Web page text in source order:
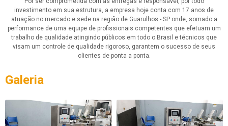
investimento em sua estrutura, a empresa hoje conta com 17 anos de
atuação no mercado e sede na região de Guarulhos - SP onde, somado a
performance de uma equipe de profissionais competentes que efetuam um
trabalho de qualidade atingindo públicos em todo o Brasil e técnicos que
visam um controle de qualidade rigoroso, garantem o sucesso de seus
clientes de ponta a ponta.
Galeria